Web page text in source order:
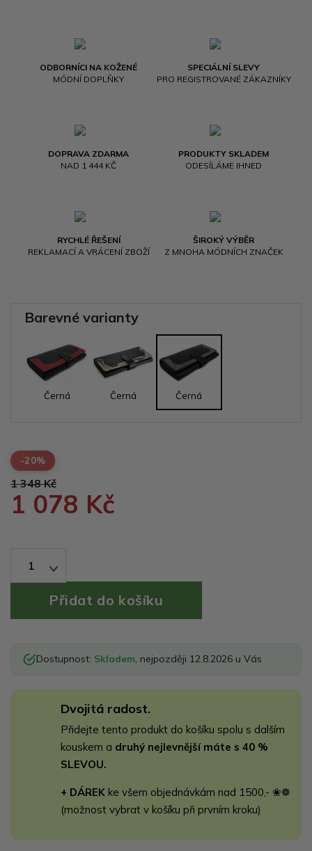
ODBORNÍCI NA KOŽENÉ
MÓDNÍ DOPLŇKY
SPECIÁLNÍ SLEVY
PRO REGISTROVANÉ ZÁKAZNÍKY
DOPRAVA ZDARMA
NAD 1 444 KČ
PRODUKTY SKLADEM
ODESÍLÁME IHNED
RYCHLÉ ŘEŠENÍ
REKLAMACÍ A VRÁCENÍ ZBOŽÍ
ŠIROKÝ VÝBĚR
Z MNOHA MÓDNÍCH ZNAČEK
Barevné varianty
Černá Černá Černá
-20%
1 348 Kč
1 078 Kč
1
Dostupnost: Skladem, nejpozději 12.8.2026 u Vás
Dvojitá radost.
Přidejte tento produkt do košíku spolu s dalším
kouskem a druhý nejlevnější máte s 40 %
SLEVOU.
+ DÁREK ke všem objednávkám nad 1500,- ❀❁
(možnost vybrat v košíku při prvním kroku)